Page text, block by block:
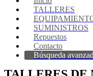
TALLERES
SUMINISTROS
Repuestos
Contacto
Búsqueda